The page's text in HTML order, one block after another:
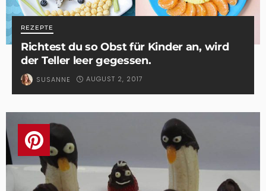
REZEPTE
Richtest du so Obst für Kinder an, wird
der Teller leer gegessen.
SUSANNE AUGUST 2, 2017